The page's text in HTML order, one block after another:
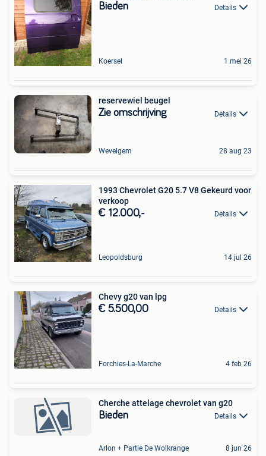
Bieden Details
Koersel 1 mei 26
reservewiel beugel
Zie omschrijving Details
Wevelgem 28 aug 23
1993 Chevrolet G20 5.7 V8 Gekeurd voor
verkoop
€ 12.000,- Details
Leopoldsburg 14 jul 26
Chevy g20 van lpg
€ 5.500,00 Details
Forchies-La-Marche 4 feb 26
Cherche attelage chevrolet van g20
Bieden Details
Arlon + Partie De Wolkrange 8 jun 26